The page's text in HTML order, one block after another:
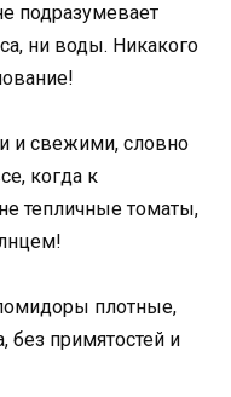
подразумевает
ни воды. Никакого
и свежими, словно
когда к
тепличные томаты,
плотные,
без примятостей и